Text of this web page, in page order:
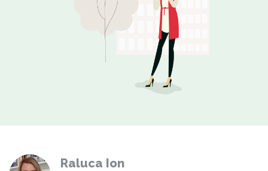
Raluca Ion